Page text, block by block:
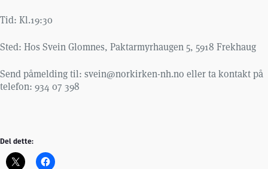
Tid: Kl.19:30
Sted: Hos Svein Glomnes, Paktarmyrhaugen 5, 5918 Frekhaug
Send påmelding til: svein@norkirken-nh.no eller ta kontakt på
telefon: 934 07 398
Del dette: